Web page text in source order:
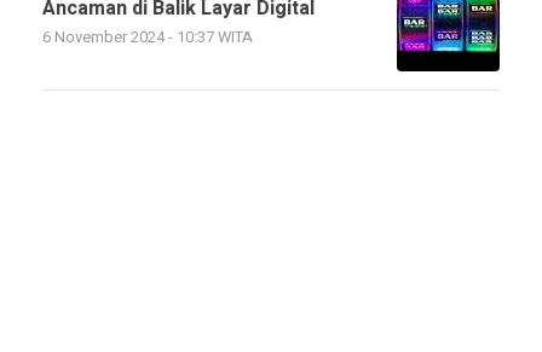
Ancaman di Balik Layar Digital
6 November 2024 - 10:37 WITA